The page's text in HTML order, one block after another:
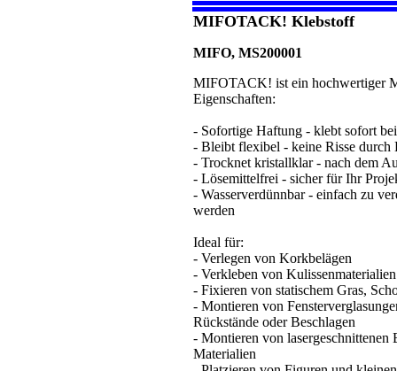
MIFOTACK! Klebstoff
MIFO, MS200001
MIFOTACK! ist ein hochwertiger
Eigenschaften:
- Sofortige Haftung - klebt sofort
- Bleibt flexibel - keine Risse durch
- Trocknet kristallklar - nach dem
- Lösemittelfrei - sicher für Ihr
- Wasserverdünnbar - einfach zu
werden
Ideal für:
- Verlegen von Korkbelägen
- Verkleben von Kulissenmaterialien
- Fixieren von statischem Gras,
- Montieren von
Rückstände oder Beschlagen
- Montieren von lasergeschnittenen
Materialien